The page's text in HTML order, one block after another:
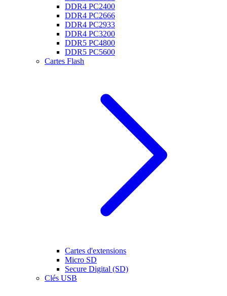
DDR4 PC2400
DDR4 PC2666
DDR4 PC2933
DDR4 PC3200
DDR5 PC4800
DDR5 PC5600
Cartes Flash
Cartes d'extensions
Micro SD
Secure Digital (SD)
Clés USB